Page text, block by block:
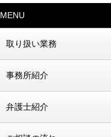
MENU
取り扱い業務
事務所紹介
弁護士紹介